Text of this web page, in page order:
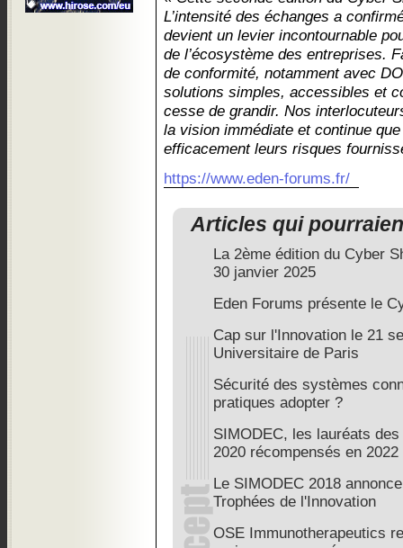
L’intensité des échanges a
devient un levier incontournable
de l’écosystème des entreprises.
de conformité, notamment avec
solutions simples, accessibles et
cesse de grandir. Nos
la vision immédiate et continue
efficacement leurs risques
https://www.eden-forums.fr/
Articles qui
La 2ème édition du Cyber
30 janvier 2025
Eden Forums présente le
Cap sur l'Innovation le 21
Universitaire de Paris
Sécurité des systèmes
pratiques adopter ?
SIMODEC, les lauréats
2020 récompensés en 2022
Le SIMODEC 2018
Trophées de l'Innovation
OSE Immunotherapeutics